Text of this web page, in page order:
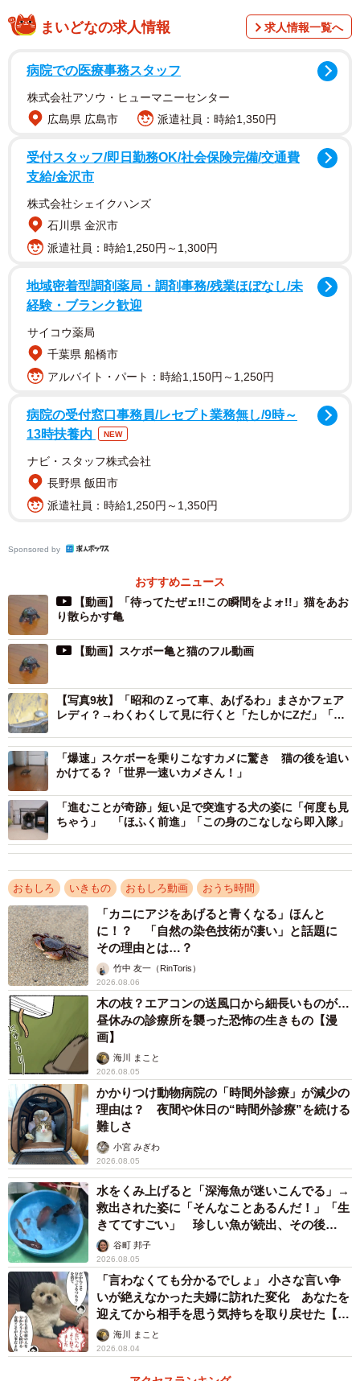
まいどなの求人情報 求人情報一覧へ
病院での医療事務スタッフ
株式会社アソウ・ヒューマニーセンター
広島県 広島市
派遣社員：時給1,350円
受付スタッフ/即日勤務OK/社会保険完備/交通費
支給/金沢市
株式会社シェイクハンズ
石川県 金沢市
派遣社員：時給1,250円～1,300円
地域密着型調剤薬局・調剤事務/残業ほぼなし/未
経験・ブランク歓迎
サイコウ薬局
千葉県 船橋市
アルバイト・パート：時給1,150円～1,250円
病院の受付窓口事務員/レセプト業務無し/9時～
13時扶養内
NEW
ナビ・スタッフ株式会社
長野県 飯田市
派遣社員：時給1,250円～1,350円
Sponsored by
おすすめニュース
【動画】「待ってたぜェ!!この瞬間をよォ!!」猫をあお
り散らかす亀
【動画】スケボー亀と猫のフル動画
【写真9枚】「昭和のＺって車、あげるわ」まさかフェア
レディ？→わくわくして見に行くと「たしかにZだ」「激
「爆速」スケボーを乗りこなすカメに驚き 猫の後を追い
かけてる？「世界一速いカメさん！」
「進むことが奇跡」短い足で突進する犬の姿に「何度も見
ちゃう」 「ほふく前進」「この身のこなしなら即入隊」
おもしろ いきもの おもしろ動画 おうち時間
「カニにアジをあげると青くなる」ほんと
に！？ 「自然の染色技術が凄い」と話題に
その理由とは…？
竹中 友一（RinToris）
2026.08.06
木の枝？エアコンの送風口から細長いものが…
昼休みの診療所を襲った恐怖の生きもの【漫
画】
海川 まこと
2026.08.05
かかりつけ動物病院の「時間外診療」が減少の
理由は？ 夜間や休日の“時間外診療”を続ける
難しさ
小宮 みぎわ
2026.08.05
水をくみ上げると「深海魚が迷いこんでる」→
救出された姿に「そんなことあるんだ！」「生
きててすごい」 珍しい魚が続出、その後
は……谷町 邦子
2026.08.05
「言わなくても分かるでしょ」 小さな言い争
いが絶えなかった夫婦に訪れた変化 あなたを
迎えてから相手を思う気持ちを取り戻せた【漫
画】海川 まこと
2026.08.04